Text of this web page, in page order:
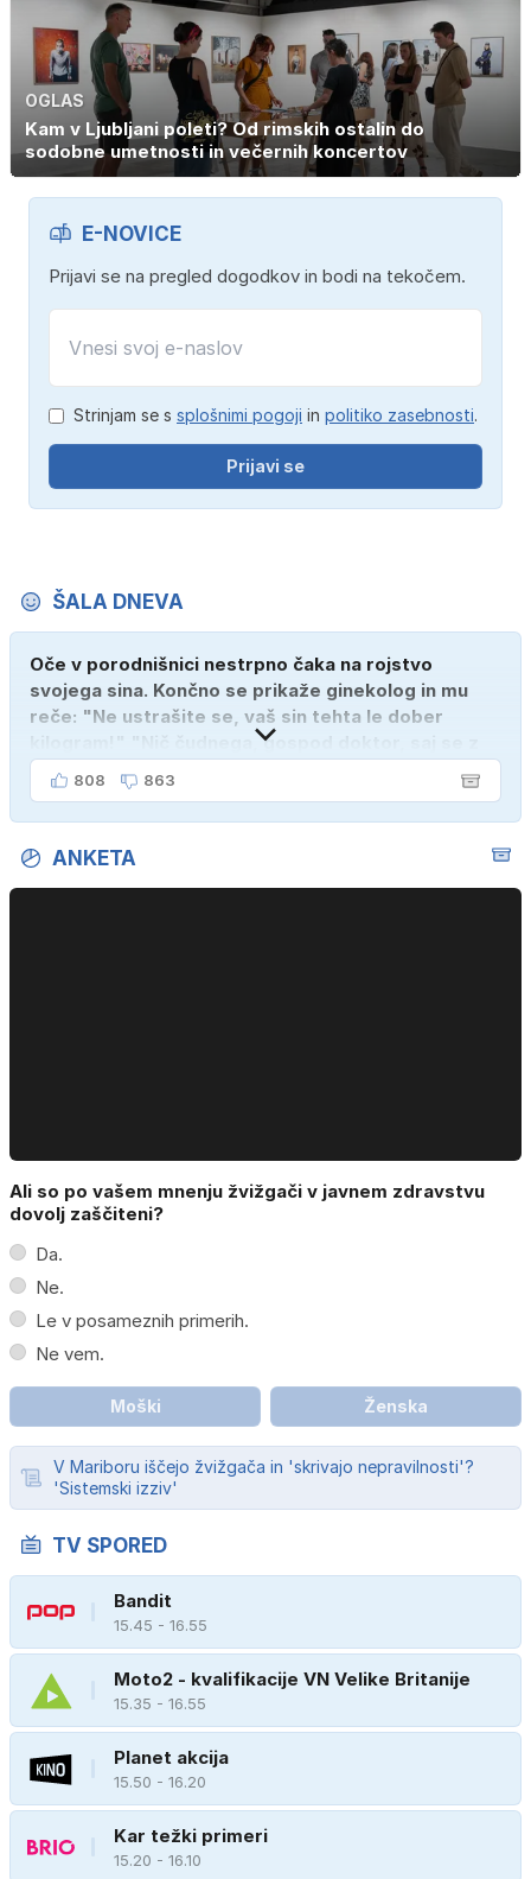
OGLAS
Kam v Ljubljani poleti? Od rimskih ostalin do
sodobne umetnosti in večernih koncertov
E-NOVICE
Prijavi se na pregled dogodkov in bodi na tekočem.
Strinjam se s splošnimi pogoji in politiko zasebnosti.
Prijavi se
ŠALA DNEVA
Oče v porodnišnici nestrpno čaka na rojstvo
svojega sina. Končno se prikaže ginekolog in mu
reče: "Ne ustrašite se, vaš sin tehta le dober
kilogram!" "Nič čudnega, gospod doktor, saj se z
ženo poznava šele tri mesece."
808 863
ANKETA
Ali so po vašem mnenju žvižgači v javnem zdravstvu
dovolj zaščiteni?
Da.
Ne.
Le v posameznih primerih.
Ne vem.
Moški Ženska
V Mariboru iščejo žvižgača in 'skrivajo nepravilnosti'?
'Sistemski izziv'
TV SPORED
Bandit
15.45 - 16.55
Moto2 - kvalifikacije VN Velike Britanije
15.35 - 16.55
Planet akcija
15.50 - 16.20
Kar težki primeri
15.20 - 16.10